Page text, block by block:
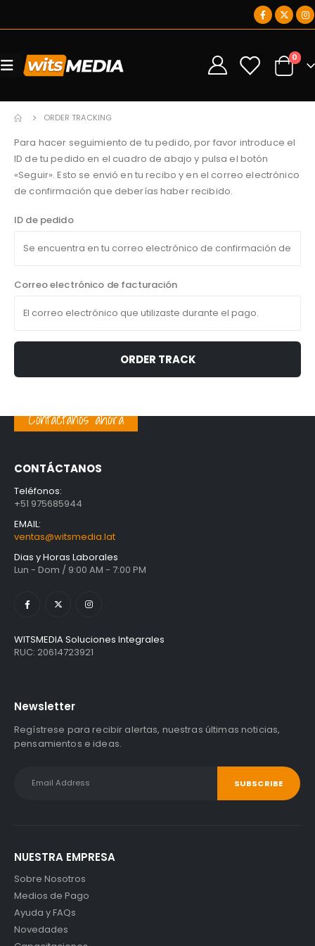
0 0
ORDER TRACKING
Para hacer seguimiento de tu pedido, por favor introduce el
ID de tu pedido en el cuadro de abajo y pulsa el botón
«Seguir». Esto se envió en tu recibo y en el correo electrónico
de confirmación que deberías haber recibido.
ID de pedido
Correo electrónico de facturación
ORDER TRACK
Contáctanos ahora
CONTÁCTANOS
Teléfonos:
+51 975685944
EMAIL:
ventas@witsmedia.lat
Dias y Horas Laborales
Lun - Dom / 9:00 AM - 7:00 PM
WITSMEDIA Soluciones Integrales
RUC: 20614723921
Newsletter
Regístrese para recibir alertas, nuestras últimas noticias,
pensamientos e ideas.
NUESTRA EMPRESA
Sobre Nosotros
Medios de Pago
Ayuda y FAQs
Novedades